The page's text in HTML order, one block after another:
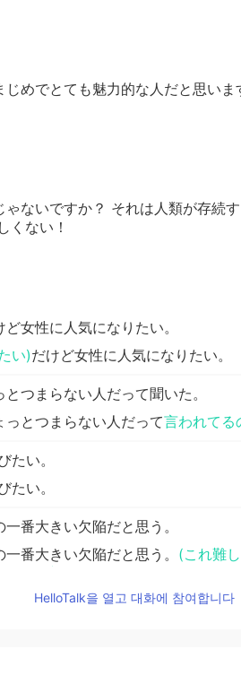
じめでとても魅力的な人だと思い
ゃないですか？ それは人類が存続
くない！
女性に人気になりたい。
い)だけど女性に人気になりたい。
つまらない人だって聞いた。
っとつまらない人だって言われてる
たい。
たい。
番大きい欠陥だと思う。
番大きい欠陥だと思う。 (これ難
HelloTalk을 열고 대화에 참여합니다